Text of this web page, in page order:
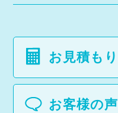
お見積もり
お客様の声